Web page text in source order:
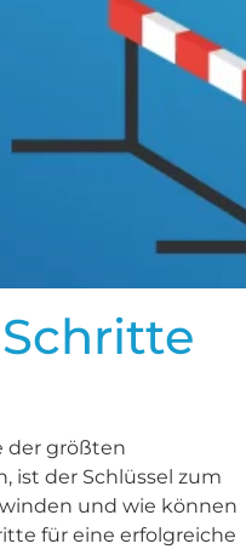
der größten
ist der Schlüssel zum
und wie können
für eine erfolgreiche